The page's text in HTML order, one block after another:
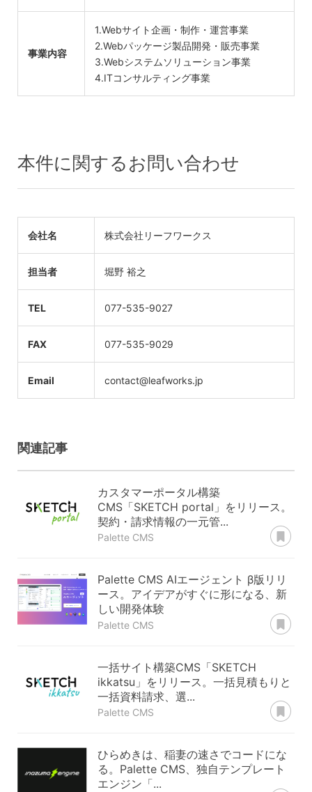
事業内容
1.Webサイト企画・制作・運営事業
2.Webパッケージ製品開発・販売事業
3.Webシステムソリューション事業
4.ITコンサルティング事業
本件に関するお問い合わせ
会社名 株式会社リーフワークス
担当者 堀野 裕之
TEL 077-535-9027
FAX 077-535-9029
Email contact@leafworks.jp
関連記事
カスタマーポータル構築
CMS「SKETCH portal」をリリース。
契約・請求情報の一元管...
Palette CMS
Palette CMS AIエージェント β版リリ
ース。アイデアがすぐに形になる、新
しい開発体験
Palette CMS
一括サイト構築CMS「SKETCH
ikkatsu」をリリース。一括見積もりと
一括資料請求、選...
Palette CMS
ひらめきは、稲妻の速さでコードにな
る。Palette CMS、独自テンプレート
エンジン「...